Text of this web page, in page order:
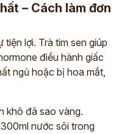
– Cách làm đơn
lợi. Trà tim sen giúp
điều hành giấc
ngủ hoặc bị hoa mắt,
khô đã sao vàng.
nước sôi trong